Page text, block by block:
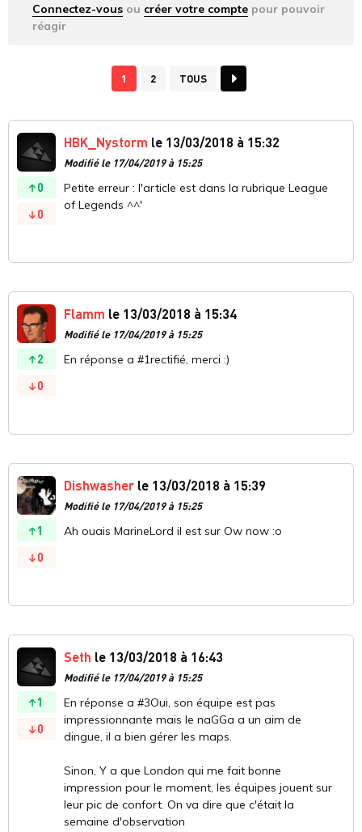
Connectez-vous ou créer votre compte pour pouvoir
réagir
1 2 TOUS
0
0
HBK_Nystorm le 13/03/2018 à 15:32
Modifié le 17/04/2019 à 15:25
Petite erreur : l'article est dans la rubrique League
of Legends ^^'
2
0
Flamm le 13/03/2018 à 15:34
Modifié le 17/04/2019 à 15:25
En réponse a #1rectifié, merci :)
1
0
Dishwasher le 13/03/2018 à 15:39
Modifié le 17/04/2019 à 15:25
Ah ouais MarineLord il est sur Ow now :o
1
0
Seth le 13/03/2018 à 16:43
Modifié le 17/04/2019 à 15:25
En réponse a #3Oui, son équipe est pas
impressionnante mais le naGGa a un aim de
dingue, il a bien gérer les maps.
Sinon, Y a que London qui me fait bonne
impression pour le moment, les équipes jouent sur
leur pic de confort. On va dire que c'était la
semaine d'observation